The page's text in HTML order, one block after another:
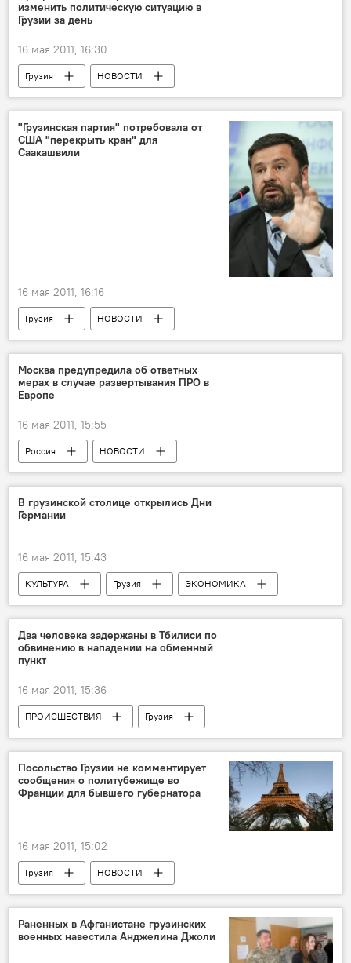
изменить политическую ситуацию в
Грузии за день
16 мая 2011, 16:30
Грузия НОВОСТИ
"Грузинская партия" потребовала от
США "перекрыть кран" для
Саакашвили
16 мая 2011, 16:16
Грузия НОВОСТИ
Москва предупредила об ответных
мерах в случае развертывания ПРО в
Европе
16 мая 2011, 15:55
Россия
НОВОСТИ
США и НАТО разместят в Турции радар ПРО - Москва обеспокоена
В грузинской столице открылись Дни
Германии
16 мая 2011, 15:43
КУЛЬТУРА Грузия
ЭКОНОМИКА
НОВОСТИ
Два человека задержаны в Тбилиси по
обвинению в нападении на обменный
пункт
16 мая 2011, 15:36
ПРОИСШЕСТВИЯ
Грузия
НОВОСТИ
Посольство Грузии не комментирует
сообщения о политубежище во
Франции для бывшего губернатора
16 мая 2011, 15:02
Грузия НОВОСТИ
Раненных в Афганистане грузинских
военных навестила Анджелина Джоли